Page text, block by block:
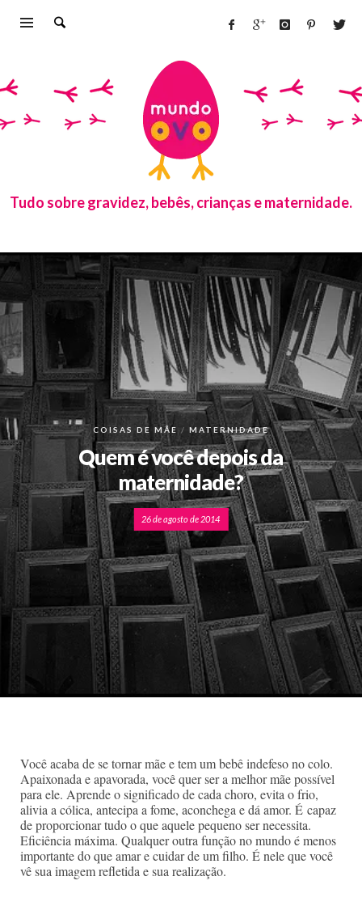
Tudo sobre gravidez, bebês, crianças e maternidade.
COISAS DE MÃE MATERNIDADE
Quem é você depois da
maternidade?
26 de agosto de 2014
Você acaba de se tornar mãe e tem um bebê indefeso no colo.
Apaixonada e apavorada, você quer ser a melhor mãe possível
para ele. Aprende o significado de cada choro, evita o frio,
alivia a cólica, antecipa a fome, aconchega e dá amor. É capaz
de proporcionar tudo o que aquele pequeno ser necessita.
Eficiência máxima. Qualquer outra função no mundo é menos
importante do que amar e cuidar de um filho. É nele que você
vê sua imagem refletida e sua realização.